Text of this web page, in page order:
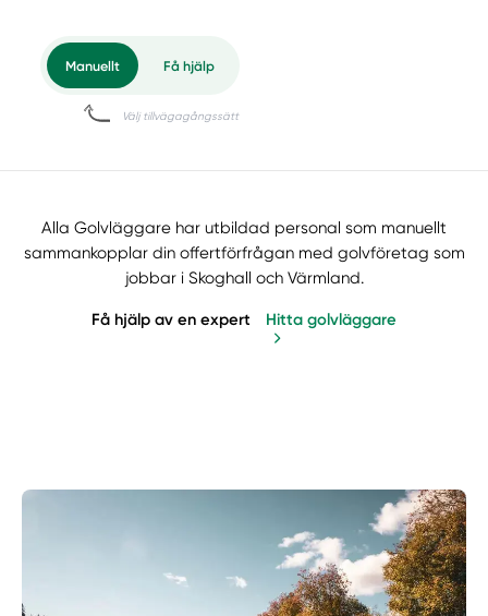
Manuellt Få hjälp
Välj tillvägagångssätt
Alla Golvläggare har utbildad personal som manuellt
sammankopplar din offertförfrågan med golvföretag som
jobbar i Skoghall och Värmland.
Få hjälp av en expert Hitta golvläggare